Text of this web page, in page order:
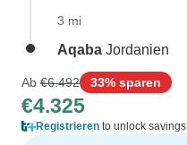
3 mi
Aqaba Jordanien
Ab €6.492 33% sparen
€4.325
Registrieren to unlock savings